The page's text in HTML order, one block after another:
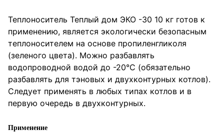
Теплоноситель Теплый дом ЭКО -30 10 кг готов к
применению, является экологически безопасным
теплоносителем на основе пропиленгликоля
(зеленого цвета). Можно разбавлять
водопроводной водой до -20°С (обязательно
разбавлять для тэновых и двухконтурных котлов).
Следует применять в любых типах котлов и в
первую очередь в двухконтурных.
Применение